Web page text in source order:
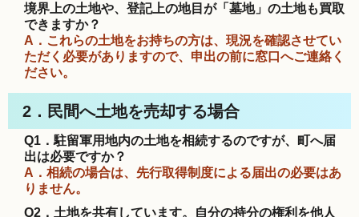
境界上の土地や、登記上の地目が「墓地」の土地も買取
できますか？
A．これらの土地をお持ちの方は、現況を確認させてい
ただく必要がありますので、申出の前に窓口へご連絡く
ださい。
2．民間へ土地を売却する場合
Q1．駐留軍用地内の土地を相続するのですが、町へ届
出は必要ですか？
A．相続の場合は、先行取得制度による届出の必要はあ
りません。
Q2．土地を共有しています。自分の持分の権利を他人